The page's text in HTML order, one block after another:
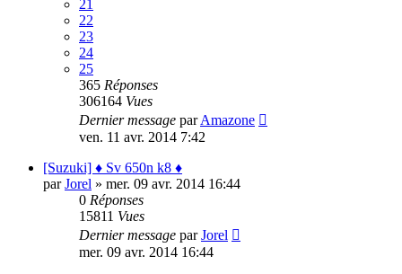
21
22
23
24
25
365 Réponses
306164 Vues
Dernier message parAmazone
ven. 11 avr. 2014 7:42
[Suzuki] ♦ Sv 650n k8 ♦
parJorel » mer. 09 avr. 2014 16:44
0 Réponses
15811 Vues
Dernier message parJorel
mer. 09 avr. 2014 16:44